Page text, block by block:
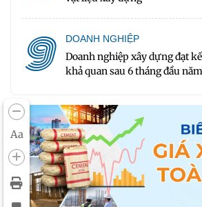
Aa
9 DOANH NGHIỆP
Doanh nghiệp xây dựng đạt
khả quan sau 6 tháng đầu